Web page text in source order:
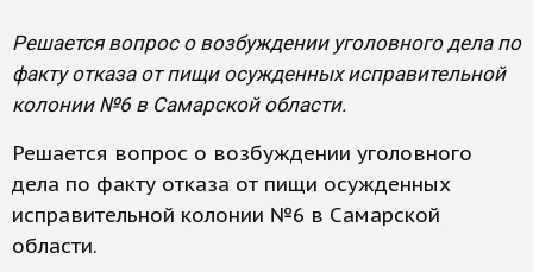
Решается вопрос о возбуждении уголовного дела по
факту отказа от пищи осужденных исправительной
колонии №6 в Самарской области.
Решается вопрос о возбуждении уголовного
дела по факту отказа от пищи осужденных
исправительной колонии №6 в Самарской
области.